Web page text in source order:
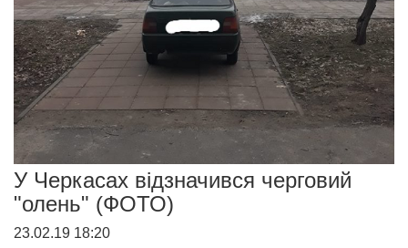
У Черкасах відзначився черговий
"олень" (ФОТО)
23.02.19 18:20